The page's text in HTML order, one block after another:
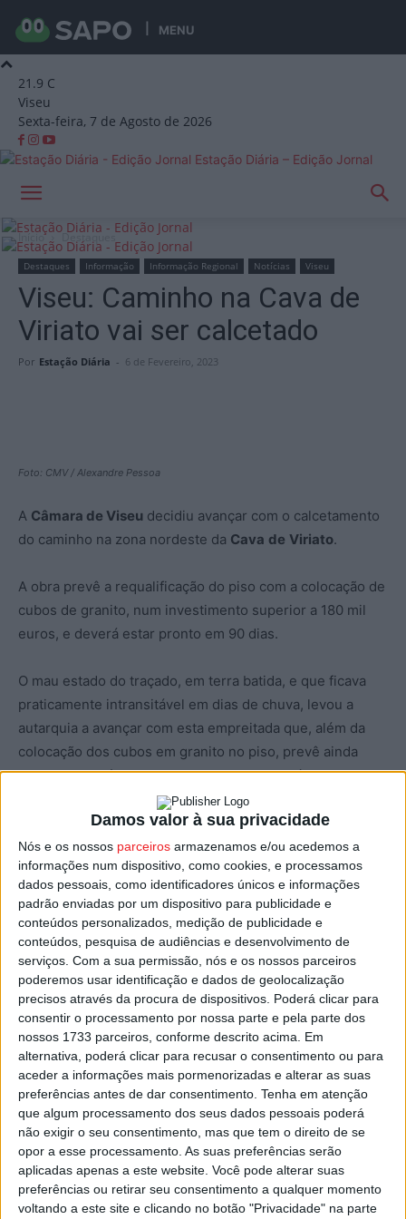
Damos valor à sua privacidade
Nós e os nossos parceiros armazenamos e/ou acedemos a
informações num dispositivo, como cookies, e processamos
dados pessoais, como identificadores únicos e informações
padrão enviadas por um dispositivo para publicidade e
conteúdos personalizados, medição de publicidade e
conteúdos, pesquisa de audiências e desenvolvimento de
serviços. Com a sua permissão, nós e os nossos parceiros
poderemos usar identificação e dados de geolocalização
precisos através da procura de dispositivos. Poderá clicar para
consentir o processamento por nossa parte e pela parte dos
nossos 1733 parceiros, conforme descrito acima. Em
alternativa, poderá clicar para recusar o consentimento ou para
aceder a informações mais pormenorizadas e alterar as suas
preferências antes de dar consentimento. Tenha em atenção
que algum processamento dos seus dados pessoais poderá
não exigir o seu consentimento, mas que tem o direito de se
opor a esse processamento. As suas preferências serão
aplicadas apenas a este website. Você pode alterar suas
preferências ou retirar seu consentimento a qualquer momento
voltando a este site e clicando no botão "Privacidade" na parte
MENU
21.9 C
Viseu
Sexta-feira, 7 de Agosto de 2026
Estação Diária – Edição Jornal
Início Destaques
Destaques Informação Informação Regional Notícias Viseu
Viseu: Caminho na Cava de
Viriato vai ser calcetado
Por Estação Diária - 6 de Fevereiro, 2023
Foto: CMV / Alexandre Pessoa
A Câmara de Viseu decidiu avançar com o calcetamento
do caminho na zona nordeste da Cava de Viriato.
A obra prevê a requalificação do piso com a colocação de
cubos de granito, num investimento superior a 180 mil
euros, e deverá estar pronto em 90 dias.
O mau estado do traçado, em terra batida, e que ficava
praticamente intransitável em dias de chuva, levou a
autarquia a avançar com esta empreitada que, além da
colocação dos cubos em granito no piso, prevê ainda
trabalhos ao nível da rede de drenagem da água das
chuvas, instalação de sinalização vertical, iluminação
pública, arborização e colocação de lombas redutoras de
velocidade.
A obra é feita no âmbito doREPAVIS, um programa
municipal para requalificação das vias e acessos do
concelho, com o objetivo de reforçar as condições dos
pisos e segurança rodoviária.
Esta e outras notícias para ouvir na Estação Diária – 96.8
FM ou emwww.968.fm.
Pub
TAGS Cava de Viriato CM Viseu